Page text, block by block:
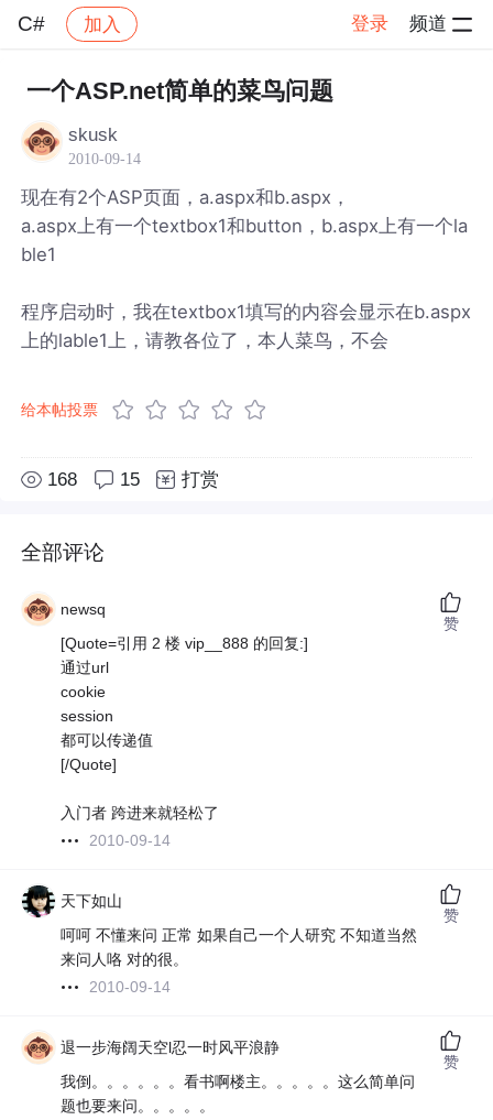
C# 加入 登录 频道
社区 C# 帖子详情
一个ASP.net简单的菜鸟问题
skusk
2010-09-14
现在有2个ASP页面，a.aspx和b.aspx，
a.aspx上有一个textbox1和button，b.aspx上有一个la
ble1
程序启动时，我在textbox1填写的内容会显示在b.aspx
上的lable1上，请教各位了，本人菜鸟，不会
给本帖投票
168 15 打赏
全部评论
newsq
[Quote=引用 2 楼 vip__888 的回复:]
通过url
cookie
session
都可以传递值
[/Quote]
入门者 跨进来就轻松了
2010-09-14
赞
天下如山
呵呵 不懂来问 正常 如果自己一个人研究 不知道当然
来问人咯 对的很。
2010-09-14
赞
退一步海阔天空l忍一时风平浪静
我倒。。。。。。看书啊楼主。。。。。这么简单问
题也要来问。。。。。
赞